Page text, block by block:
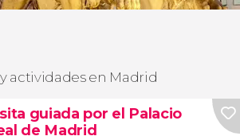
actividades en Madrid
guiada por el Palacio
de Madrid